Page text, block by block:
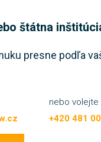
štátna
presne podľa
nebo volejte
+420 481